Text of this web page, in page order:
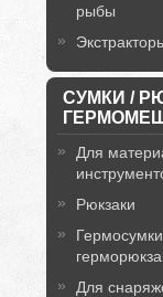
рыбы
СУМКИ /
Для
Рюкзаки
Для